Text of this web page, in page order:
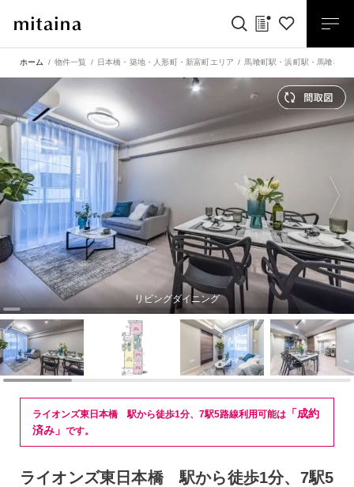
ホーム 物件一覧 日本橋・築地・人形町・新富町エリア 馬喰町駅 ・浜町駅 ・ 馬喰横山
リビングダイニング
ライオンズ東日本橋 駅から徒歩1分、7駅5路線利用可能は 「成約
済み」 です。
ライオンズ東日本橋 駅から徒歩1分、7駅5